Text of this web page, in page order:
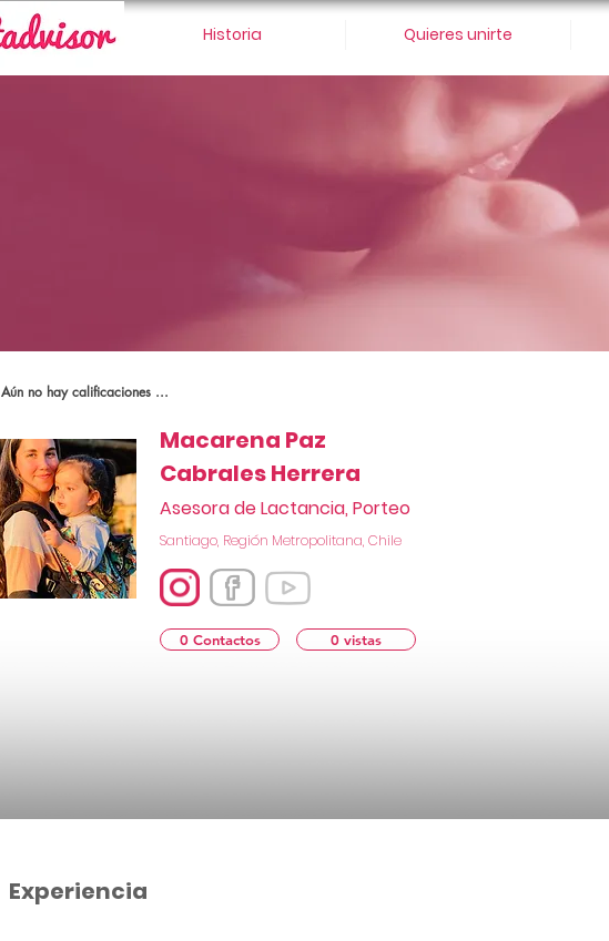
Historia Quieres unirte
Aún no hay calificaciones ...
Macarena Paz
Cabrales Herrera
Asesora de Lactancia, Porteo
Santiago, Región Metropolitana, Chile
0 Contactos 0 vistas
Experiencia